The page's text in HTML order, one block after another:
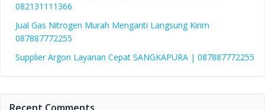
082131111366
Jual Gas Nitrogen Murah Menganti Langsung Kirim
087887772255
Supplier Argon Layanan Cepat SANGKAPURA | 087887772255